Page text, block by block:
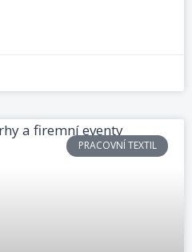
PRACOVNÍ TEXTIL